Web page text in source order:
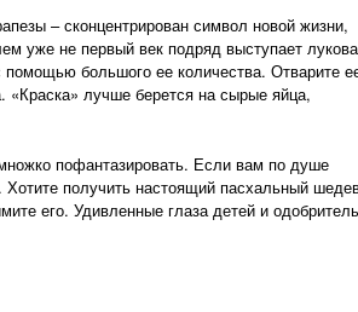
– сконцентрирован символ новой жизни,
уже не первый век подряд выступает
большого ее количества. Отварите
«Краска» лучше берется на сырые яйца,
пофантазировать. Если вам по душе
получить настоящий пасхальный
его. Удивленные глаза детей и